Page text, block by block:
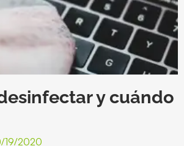
y cuándo
19/2020